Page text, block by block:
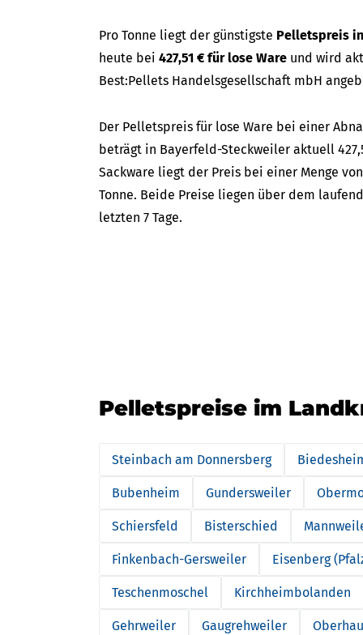
Pro Tonne liegt der günstigste Pelletspreis
heute bei 427,51 € für lose Ware und wird
Best:Pellets Handelsgesellschaft mbH
Der Pelletspreis für lose Ware bei einer
beträgt in Bayerfeld-Steckweiler aktuell
Sackware liegt der Preis bei einer Menge
Tonne. Beide Preise liegen über dem
letzten 7 Tage.
Pelletspreise im
Steinbach am Donnersberg
Bubenheim Gundersweiler
Schiersfeld Bisterschied
Finkenbach-Gersweiler Eisenberg
Teschenmoschel Kirchheimbolanden
Gehrweiler Gaugrehweiler